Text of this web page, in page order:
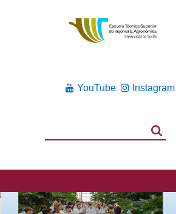
YouTube Instagram